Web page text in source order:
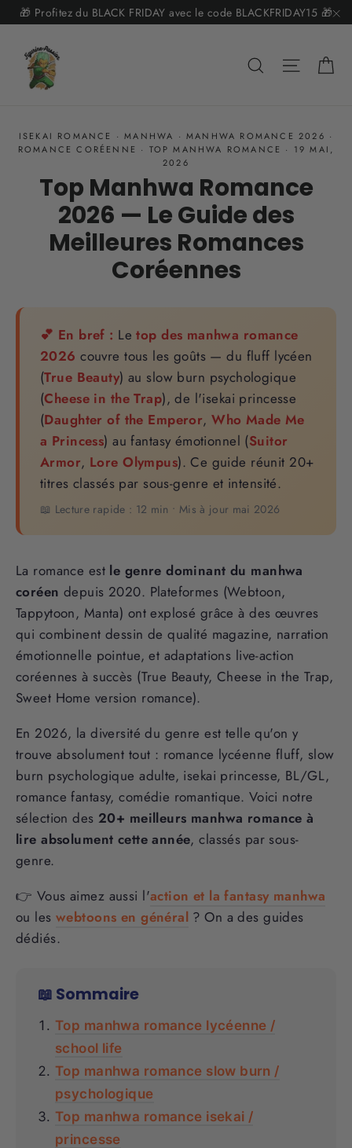
Passer
contenu
🎁 Profitez du BLACK FRIDAY avec le code BLACKFRIDAY15 🎁
Rechercher
ISEKAI ROMANCE ·MANHWA · MANHWA ROMANCE 2026 ·
ROMANCE CORÉENNE · TOP MANHWA ROMANCE · 19 MAI,
2026
Top Manhwa Romance
2026 — Le Guide des
Meilleures Romances
Coréennes
💕 En bref : Letop des manhwa romance
2026 couvre tous les goûts — du fluff lycéen
(True Beauty) au slow burn psychologique
(Cheese in the Trap), de l'isekai princesse
(Daughter of the Emperor,Who Made Me
a Princess) au fantasy émotionnel (Suitor
Armor, Lore Olympus). Ce guide réunit 20+
titres classés par sous-genre et intensité.
📖 Lecture rapide : 12 min • Mis à jour mai 2026
La romance est le genre dominant du manhwa
coréen depuis 2020. Plateformes (Webtoon,
Tappytoon, Manta) ont explosé grâce à des œuvres
qui combinent dessin de qualité magazine, narration
émotionnelle pointue, et adaptations live-action
coréennes à succès (True Beauty, Cheese in the Trap,
Sweet Home version romance).
En 2026, la diversité du genre est telle qu'on y
trouve absolument tout : romance lycéenne fluff, slow
burn psychologique adulte, isekai princesse, BL/GL,
romance fantasy, comédie romantique. Voici notre
sélection des 20+ meilleurs manhwa romance à
lire absolument cette année, classés par sous-
genre.
👉 Vous aimez aussi l'action et la fantasy manhwa
ou les webtoons en général ? On a des guides
dédiés.
📖 Sommaire
Top manhwa romance lycéenne /
school life
Top manhwa romance slow burn /
psychologique
Top manhwa romance isekai /
princesse